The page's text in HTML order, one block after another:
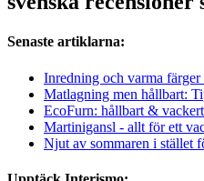
Senaste artiklarna:
Inredning och varma färger
Matlagning men hållbart:
EcoFurn: hållbart & vackert
Martinigansl - allt för ett
Njut av sommaren i stället